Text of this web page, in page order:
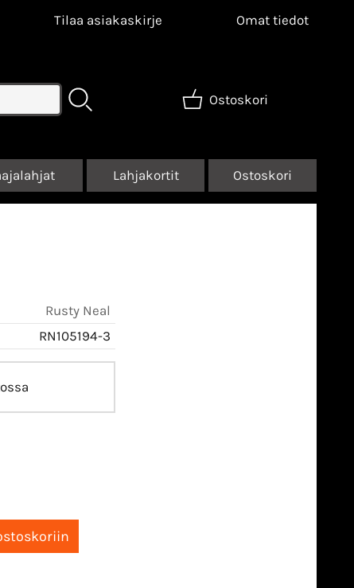
Tilaa asiakaskirje Omat tiedot
Ostoskori
Lahjakortit Ostoskori
Rusty Neal
RN105194-3